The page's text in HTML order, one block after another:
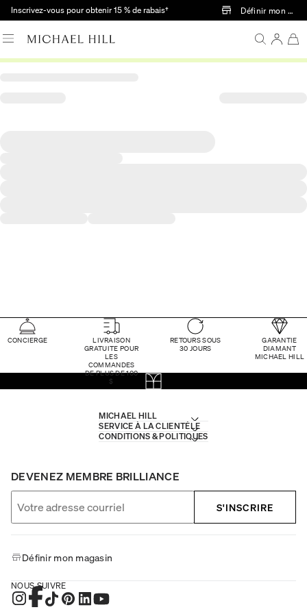
Passer au contenu principal
Inscrivez-vous pour obtenir 15 % de rabais† Définir mon
CONCIERGE
LIVRAISON
GRATUITE POUR
LES
COMMANDES
DE PLUS DE 100
$
RETOURS SOUS
30 JOURS
GARANTIE
DIAMANT
MICHAEL HILL
MICHAEL HILL
SERVICE À LA CLIENTÈLE
CONDITIONS & POLITIQUES
DEVENEZ MEMBRE BRILLIANCE
S'INSCRIRE
Définir mon magasin
NOUS SUIVRE